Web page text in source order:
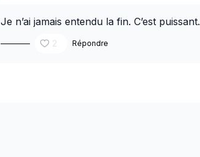
Je n’ai jamais entendu la fin. C’est puissant.
2 Répondre